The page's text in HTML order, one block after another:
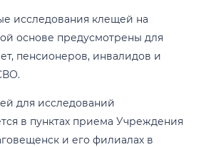
исследования клещей на
основе предусмотрены для
пенсионеров, инвалидов и
для исследований
в пунктах приема Учреждения
и его филиалах в